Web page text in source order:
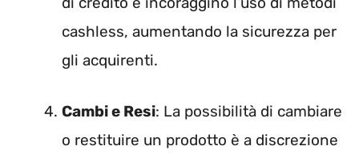
cashless, aumentando la sicurezza per
gli acquirenti.
Cambi e Resi: La possibilità di cambiare
o restituire un prodotto è a discrezione